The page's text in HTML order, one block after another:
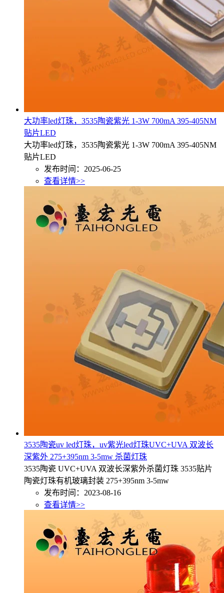
大功率led灯珠，3535陶瓷紫光 1-3W 700mA 395-405NM
贴片LED
大功率led灯珠，3535陶瓷紫光 1-3W 700mA 395-405NM
贴片LED
发布时间：2025-06-25
查看详情>>
3535陶瓷uv led灯珠，uv紫光led灯珠UVC+UVA 双波长
深紫外 275+395nm 3-5mw 杀菌灯珠
3535陶瓷 UVC+UVA 双波长深紫外杀菌灯珠 3535贴片
陶瓷灯珠有机玻璃封装 275+395nm 3-5mw
发布时间：2023-08-16
查看详情>>